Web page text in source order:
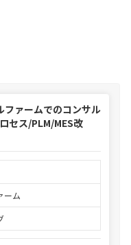
ファームでのコンサル
セス/PLM/MES改
ーム